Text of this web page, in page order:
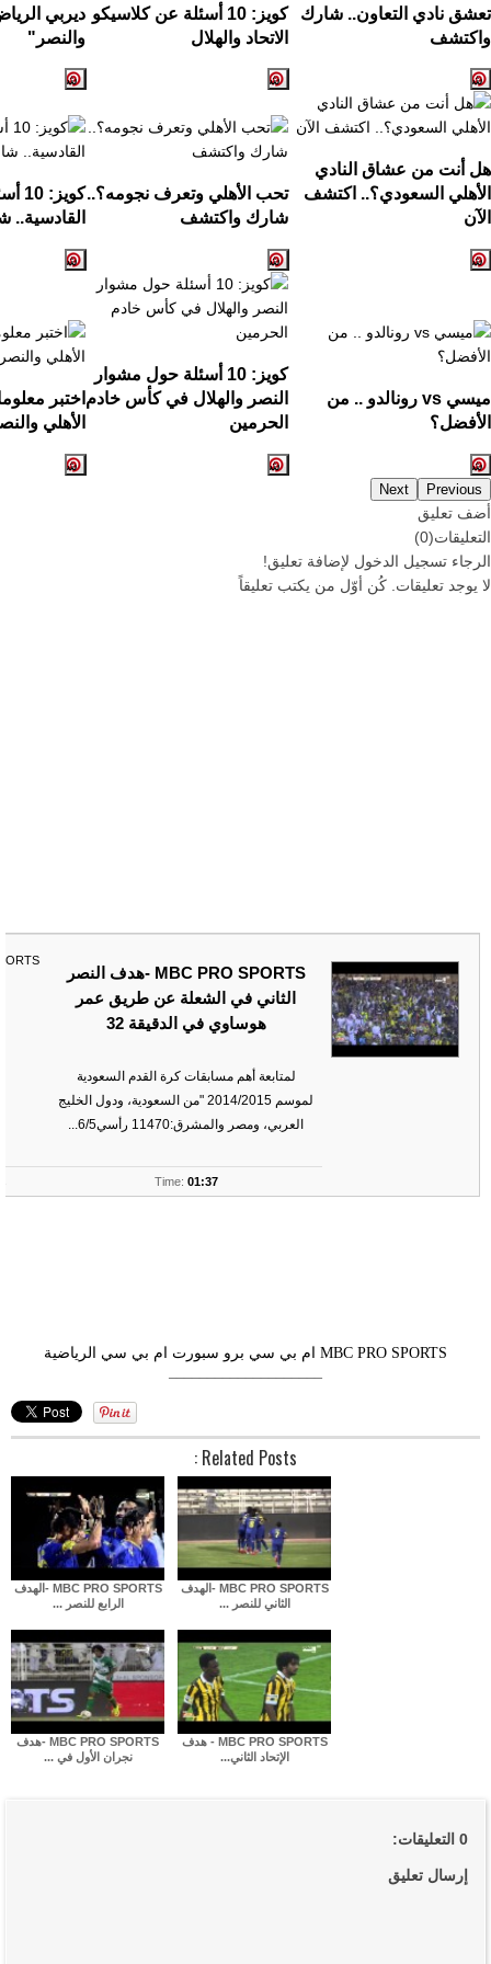
تعشق نادي التعاون.. شارك
واكتشف
كويز: 10 أسئلة عن كلاسيكو
الاتحاد والهلال
ديربي
والنصر"
هل أنت من عشاق النادي
الأهلي السعودي؟.. اكتشف
الآن
تحب الأهلي وتعرف نجومه؟..
شارك واكتشف
القادسية..
ميسي vs رونالدو .. من
الأفضل؟
كويز: 10 أسئلة حول مشوار
النصر والهلال في كأس خادم
الحرمين
اختبر
الأهلي
Previous
Next
أضف تعليق
التعليقات(
0
)
الرجاء تسجيل الدخول لإضافة تعليق!
لا يوجد تعليقات. كُن أوّل من يكتب تعليقاً
MBC PRO SPORTS -هدف النصر
الثاني في الشعلة عن طريق عمر
هوساوي في الدقيقة 32
لمتابعة أهم مسابقات كرة القدم السعودية
لموسم 2014/2015 "من السعودية، ودول الخليج
العربي، ومصر والمشرق:11470 رأسي6/5...
Time: 01:37
MBC PRO SPORTS ام بي سي برو سبورت ام بي سي الرياضية
––––––––––––––––––––
Related Posts :
MBC PRO SPORTS -الهدف
الرابع للنصر ...
MBC PRO SPORTS -الهدف
الثاني للنصر ...
MBC PRO SPORTS -هدف
نجران الأول في ...
MBC PRO SPORTS - هدف
الإتحاد الثاني...
0 التعليقات:
إرسال تعليق